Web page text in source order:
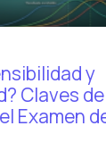
y
Claves
Examen